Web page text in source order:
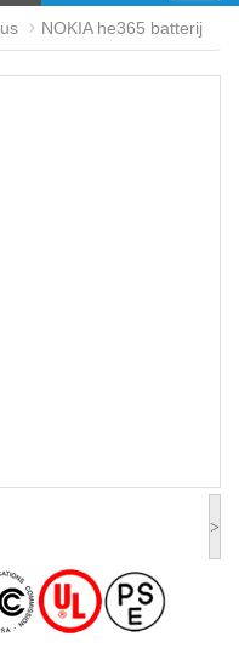
NOKIA he365 batterij
>